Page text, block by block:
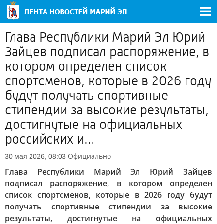
Глава Республики Марий Эл Юрий
Зайцев подписал распоряжение, в
котором определен список
спортсменов, которые в 2026 году
будут получать спортивные
стипендии за высокие результаты,
достигнутые на официальных
российских и...
30 мая 2026, 08:03 Официально
Глава Республики Марий Эл Юрий Зайцев
подписал распоряжение, в котором определен
список спортсменов, которые в 2026 году будут
получать спортивные стипендии за высокие
результаты, достигнутые на официальных